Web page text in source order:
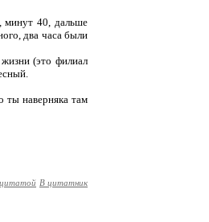
минут 40, дальше
два часа были
(это филиал
ты наверняка там
В цитатник